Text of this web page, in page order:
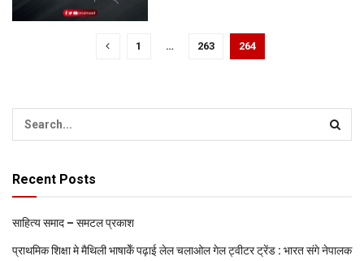
1 … 263 264
Recent Posts
साहित्य समाद – समटल प्रकाश
प्राथमिक शि‍क्षा मे मैथि‍ली भाषाकेँ पढ़ाई लेल चलाओल गेल ट्वीटर ट्रेंड : भारत संगे नेपालक